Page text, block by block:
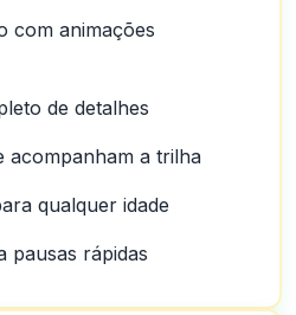
com animações
de detalhes
acompanham a trilha
qualquer idade
pausas rápidas